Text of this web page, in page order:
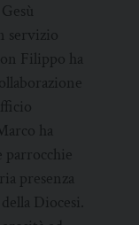
servizio
Filippo ha
ha
parrocchie
presenza
Diocesi.